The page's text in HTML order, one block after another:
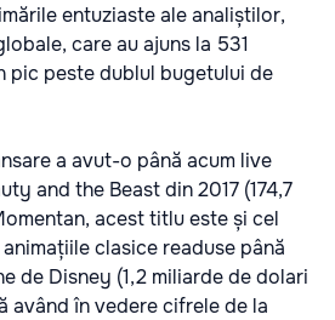
entuziaste ale analiștilor,
care au ajuns la 531
pic peste dublul bugetului de
a avut-o până acum live
and the Beast din 2017 (174,7
acest titlu este și cel
clasice readuse până
de Disney (1,2 miliarde de dolari
având în vedere cifrele de la